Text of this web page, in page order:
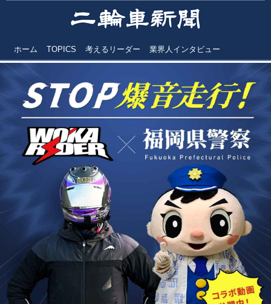
ホーム TOPICS 考えるリーダー 業界人インタビュー